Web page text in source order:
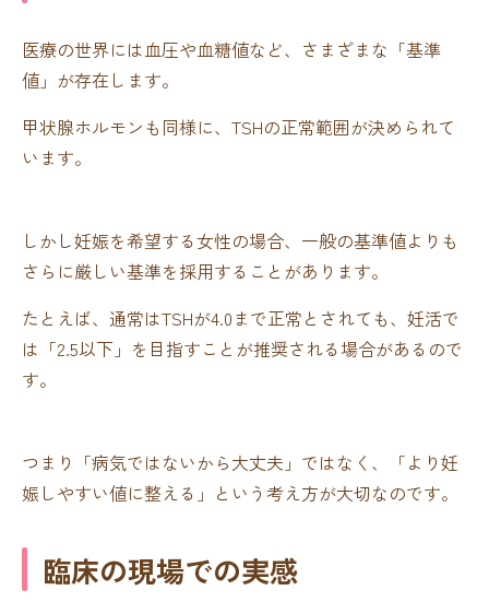
医療の世界には血圧や血糖値など、さまざまな「基準
値」が存在します。
甲状腺ホルモンも同様に、TSHの正常範囲が決められて
います。
しかし妊娠を希望する女性の場合、一般の基準値よりも
さらに厳しい基準を採用することがあります。
たとえば、通常はTSHが4.0まで正常とされても、妊活で
は「2.5以下」を目指すことが推奨される場合があるので
す。
つまり「病気ではないから大丈夫」ではなく、「より妊
娠しやすい値に整える」という考え方が大切なのです。
臨床の現場での実感